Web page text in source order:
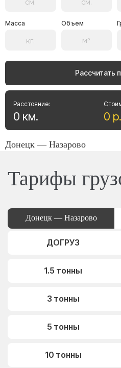
Масса Объем
Рассчитать
0 р.
Расстояние:
0 км.
Донецк — Назарово
Тарифы
Донецк — Назарово
ДОГРУЗ
1.5 тонны
3 тонны
5 тонны
10 тонны